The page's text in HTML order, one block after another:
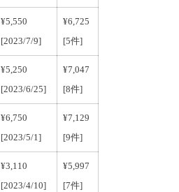
¥5,550
[2023/7/9]
¥6,725
[5件]
¥5,250
[2023/6/25]
¥7,047
[8件]
¥6,750
[2023/5/1]
¥7,129
[9件]
¥3,110
[2023/4/10]
¥5,997
[7件]